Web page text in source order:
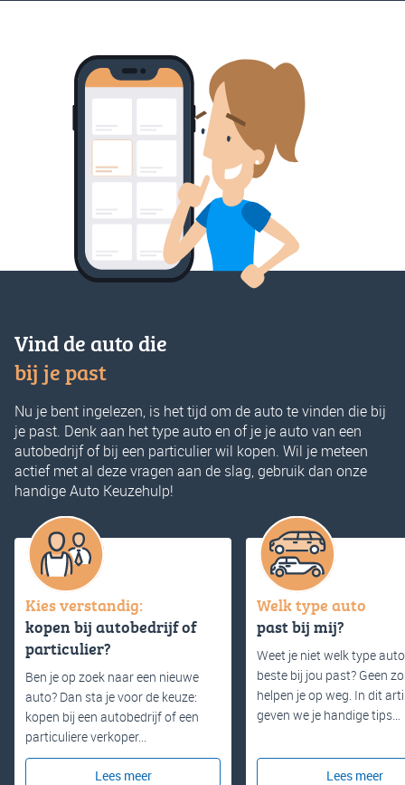
Vind de auto die
bij je past
Nu je bent ingelezen, is het tijd om de auto te vinden die bij
je past. Denk aan het type auto en of je je auto van een
autobedrijf of bij een particulier wil kopen. Wil je meteen
actief met al deze vragen aan de slag, gebruik dan onze
handige Auto Keuzehulp!
Kies verstandig:
kopen bij autobedrijf of
particulier?
Ben je op zoek naar een nieuwe
auto? Dan sta je voor de keuze:
kopen bij een autobedrijf of een
particuliere verkoper...
Lees meer
Welk type auto
past bij mij?
Weet je niet welk type
beste bij jou past? Geen
helpen je op weg. In dit
geven we je handige tips…
Lees meer